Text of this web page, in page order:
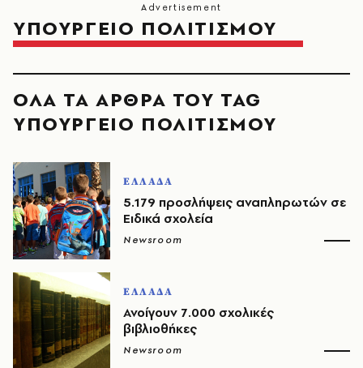
ΥΠΟΥΡΓΕΙΟ ΠΟΛΙΤΙΣΜΟΥ
ΟΛΑ ΤΑ ΑΡΘΡΑ ΤΟΥ TAG
ΥΠΟΥΡΓΕΙΟ ΠΟΛΙΤΙΣΜΟΥ
ΕΛΛΑΔΑ
5.179 προσλήψεις αναπληρωτών σε
Ειδικά σχολεία
Newsroom
ΕΛΛΑΔΑ
Ανοίγουν 7.000 σχολικές
βιβλιοθήκες
Newsroom